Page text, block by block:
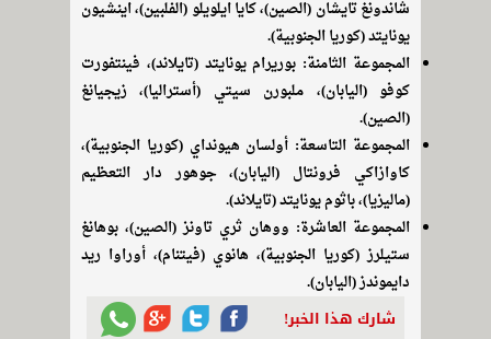
شاندونغ تايشان (الصين)، كايا ايلويلو (الفلبين)، اينشيون
يونايتد (كوريا الجنوبية).
المجموعة الثامنة: بوريرام يونايتد (تايلاند)، فينتفورت
كوفو (اليابان)، ملبورن سيتي (أستراليا)، زيجيانغ
(الصين).
المجموعة التاسعة: أولسان هيونداي (كوريا الجنوبية)،
كاوازاكي فرونتال (اليابان)، جوهور دار التعظيم
(ماليزيا)، باثوم يونايتد (تايلاند).
المجموعة العاشرة: ووهان ثري تاونز (الصين)، بوهانغ
ستيلرز (كوريا الجنوبية)، هانوي (فيتنام)، أوراوا ريد
دايموندز (اليابان).
شارك هذا الخبر!